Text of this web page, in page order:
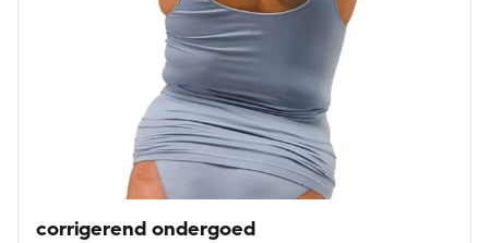
corrigerend ondergoed